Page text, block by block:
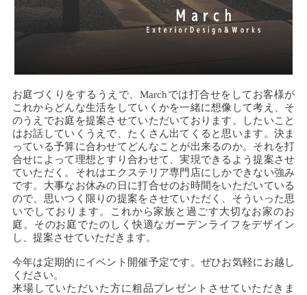
お庭づくりをするうえで、Marchでは打合せをしてお客様が
これからどんな生活をしていくかを一緒に想像して考え、そ
のうえでお庭を提案させていただいております。したいこと
はお話していくうえで、たくさん出てくると思います。決ま
っている予算に合わせてどんなことが出来るのか。それを打
合せによって理想とすり合わせて、実現できるよう提案させ
ていただく。それはエクステリア専門店にしかできない強み
です。大事なお休みの日に打合せのお時間をいただいている
ので、思いつく限りの提案をさせていただく、そういった思
いでしております。これから家族と過ごす大切なお家のお
庭。そのお庭でたのしく快適なガーデンライフをデザイン
し、提案させていただきます。
今年は定期的にイベント開催予定です。ぜひお気軽にお越し
ください。
来場していただいた方に粗品プレゼントさせていただきま